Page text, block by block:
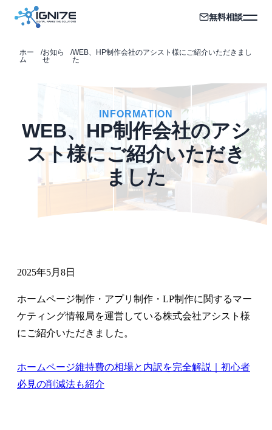
無料相談
ホー
ム
/お知ら
せ
/WEB、HP制作会社のアシスト様にご紹介いただきまし
た
INFORMATION
WEB、HP制作会社のアシ
スト様にご紹介いただき
ました
2025年5月8日
ホームページ制作・アプリ制作・LP制作に関するマー
ケティング情報局を運営している株式会社アシスト様
にご紹介いただきました。
ホームページ維持費の相場と内訳を完全解説｜初心者
必見の削減法も紹介